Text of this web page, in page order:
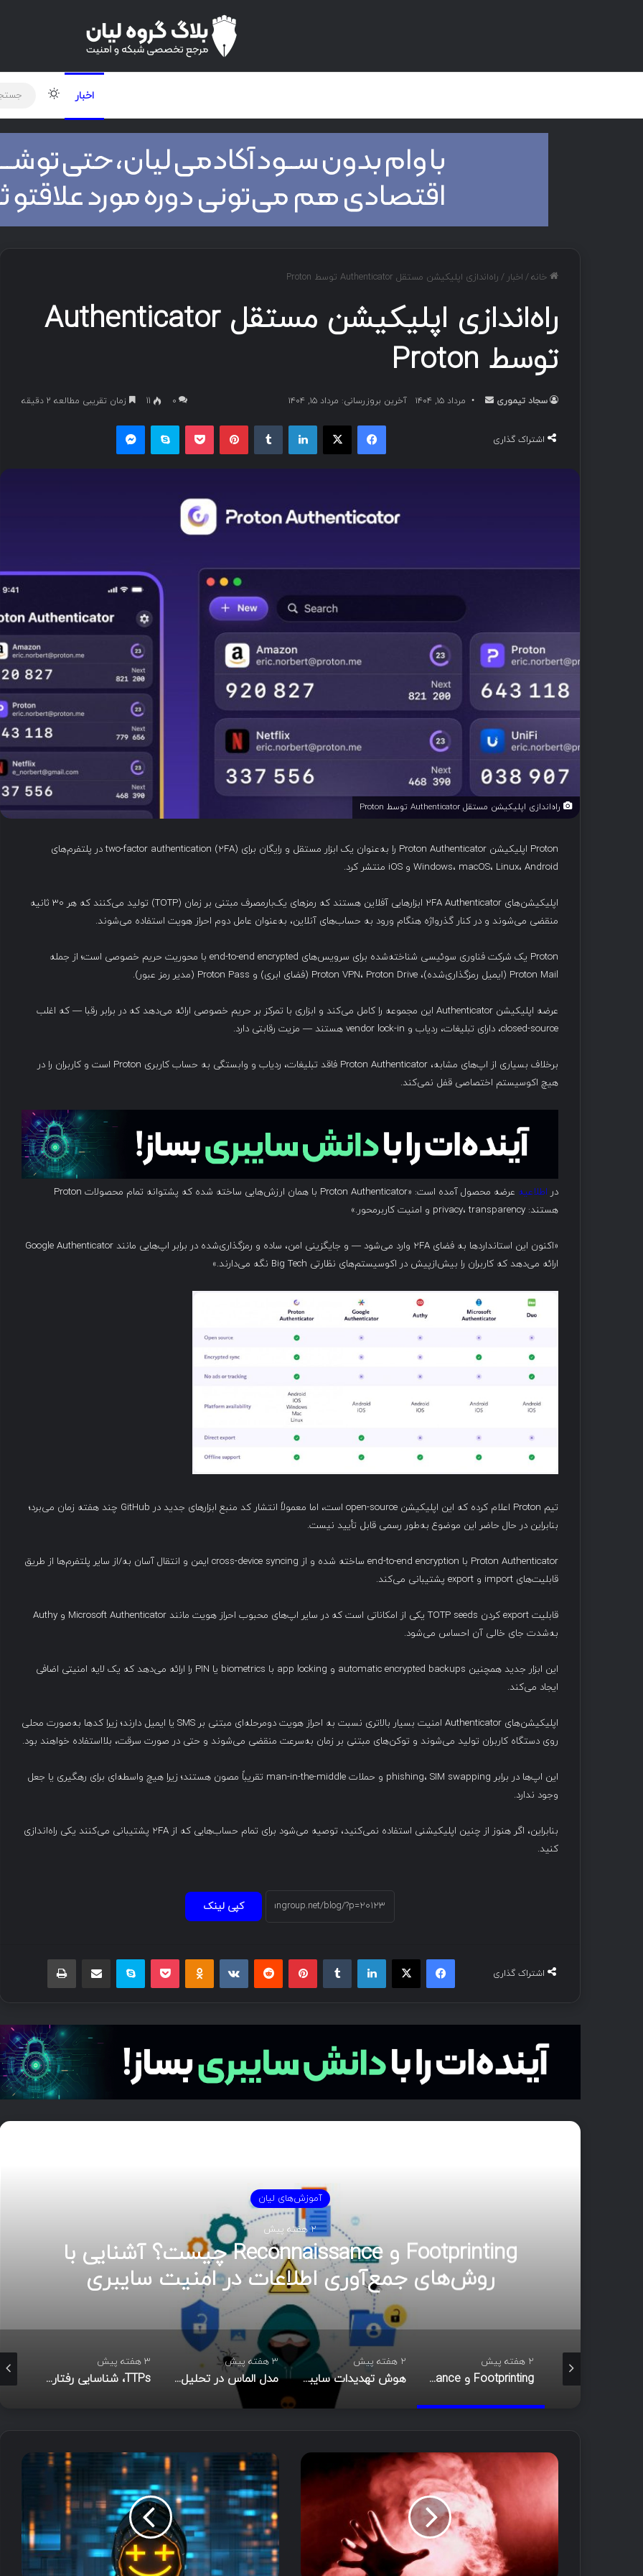
اخبار تغییر
خانه/ اخبار / راه‌اندازی اپلیکیشن مستقل Authenticator توسط Proton
راه‌اندازی اپلیکیشن مستقل Authenticator
توسط Proton
سجاد تیموری
ل
مرداد ۱۵, ۱۴۰۴ آخرین بروزرسانی: مرداد ۱۵, ۱۴۰۴ ۰ 11 زمان تقریبی مطالعه 2 دقیقه
اشتراک گذاری
فیسبوک ایکس لینکداین پینتریست پاکت اسکایپ
راه‌اندازی اپلیکیشن مستقل Authenticator توسط Proton
Proton اپلیکیشن Proton Authenticator را به‌عنوان یک ابزار مستقل و رایگان برای two-factor authentication (2FA) در پلتفرم‌های
Windows، macOS، Linux، Android و iOS منتشر کرد.
اپلیکیشن‌های ۲FA Authenticator ابزارهایی آفلاین هستند که رمزهای یک‌بارمصرف مبتنی بر زمان (TOTP) تولید می‌کنند که هر ۳۰ ثانیه
منقضی می‌شوند و در کنار گذرواژه هنگام ورود به حساب‌های آنلاین، به‌عنوان عامل دوم احراز هویت استفاده می‌شوند.
Proton یک شرکت فناوری سوئیسی شناخته‌شده برای سرویس‌های end-to-end encrypted با محوریت حریم خصوصی است؛ از جمله
Proton Mail (ایمیل رمزگذاری‌شده)، Proton VPN، Proton Drive (فضای ابری) و Proton Pass (مدیر رمز عبور).
عرضه اپلیکیشن Authenticator این مجموعه را کامل می‌کند و ابزاری با تمرکز بر حریم خصوصی ارائه می‌دهد که در برابر رقبا — که اغلب
closed-source، دارای تبلیغات، ردیاب و vendor lock-in هستند — مزیت رقابتی دارد.
برخلاف بسیاری از اپ‌های مشابه، Proton Authenticator فاقد تبلیغات، ردیاب و وابستگی به حساب کاربری Proton است و کاربران را در
هیچ اکوسیستم اختصاصی قفل نمی‌کند.
در اطلاعیه
عرضه محصول آمده است: «Proton Authenticator با همان ارزش‌هایی ساخته شده که پشتوانه تمام محصولات Proton
هستند: privacy، transparency و امنیت کاربرمحور.»
«اکنون این استانداردها به فضای ۲FA وارد می‌شود — و جایگزینی امن، ساده و رمزگذاری‌شده در برابر اپ‌هایی مانند Google Authenticator
ارائه می‌دهد که کاربران را بیش‌ازپیش در اکوسیستم‌های نظارتی Big Tech نگه می‌دارند.»
تیم Proton اعلام کرده که این اپلیکیشن open-source است، اما معمولاً انتشار کد منبع ابزارهای جدید در GitHub چند هفته زمان می‌برد؛
بنابراین در حال حاضر این موضوع به‌طور رسمی قابل تأیید نیست.
Proton Authenticator با end-to-end encryption ساخته شده و از cross-device syncing ایمن و انتقال آسان به/از سایر پلتفرم‌ها از طریق
قابلیت‌های import و export پشتیبانی می‌کند.
قابلیت export کردن TOTP seeds یکی از امکاناتی است که در سایر اپ‌های محبوب احراز هویت مانند Microsoft Authenticator و Authy
به‌شدت جای خالی آن احساس می‌شود.
این ابزار جدید همچنین automatic encrypted backups و app locking با biometrics یا PIN را ارائه می‌دهد که یک لایه امنیتی اضافی
ایجاد می‌کند.
اپلیکیشن‌های Authenticator امنیت بسیار بالاتری نسبت به احراز هویت دومرحله‌ای مبتنی بر SMS یا ایمیل دارند؛ زیرا کدها به‌صورت محلی
روی دستگاه کاربران تولید می‌شوند و توکن‌های مبتنی بر زمان به‌سرعت منقضی می‌شوند و حتی در صورت سرقت، بلااستفاده خواهند بود.
این اپ‌ها در برابر phishing، SIM swapping و حملات man-in-the-middle تقریباً مصون هستند؛ زیرا هیچ واسطه‌ای برای رهگیری یا جعل
وجود ندارد.
بنابراین، اگر هنوز از چنین اپلیکیشنی استفاده نمی‌کنید، توصیه می‌شود برای تمام حساب‌هایی که از ۲FA پشتیبانی می‌کنند یکی راه‌اندازی
کنید.
کپی لینک
اشتراک گذاری
فیسبوک ایکس لینکداین پینتریست پاکت
آموزش‌های لیان
2 هفته پیش
هوش تهدیدات سایبری (CTI)؛ راهنمای جامع از تحلیل تا
مدیریت رخداد
2 هفته پیش
هوش تهدیدات سایبری (CTI)؛ راهنمای جامع از تحلیل تا مدیریت رخداد
3 هفته پیش
مدل الماس در تحلیل نفوذ
3 هفته پیش
TTPs، شناسایی رفتاری مهاجم و شاخص‌های نفوذ در امنیت سایبری
3 هفته پیش
متدولوژی Cyber Kill Chain
ف
ع
ل
ی
ت
م
ر
ت
ا
ط
S
h